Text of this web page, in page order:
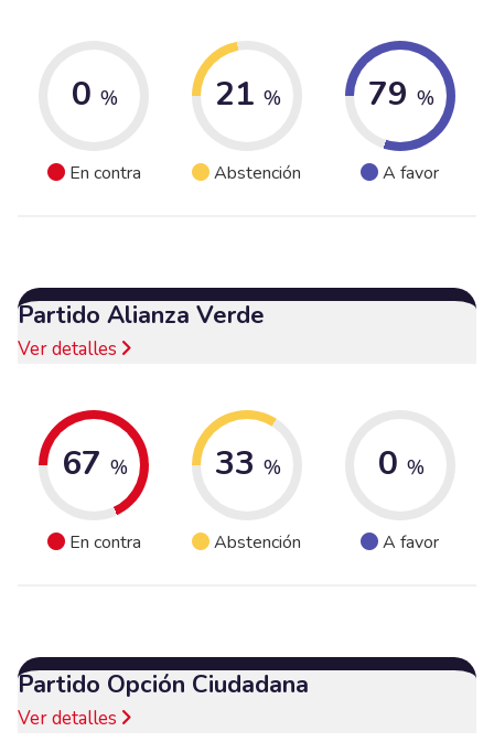
0 %
En contra
21 %
Abstención
79 %
A favor
Partido Alianza Verde
Ver detalles
67 %
En contra
33 %
Abstención
0 %
A favor
Partido Opción Ciudadana
Ver detalles